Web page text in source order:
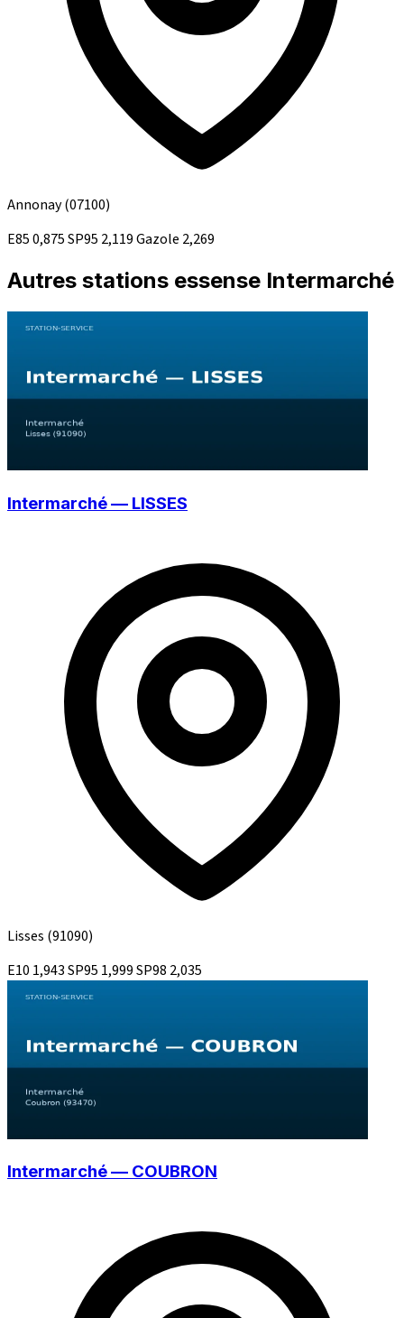
Annonay(07100)
E850,875SP95 2,119Gazole 2,269
Autres stations essense Intermarché
Intermarché — LISSES
Lisses (91090)
E10 1,943SP95 1,999SP98 2,035
Intermarché — COUBRON